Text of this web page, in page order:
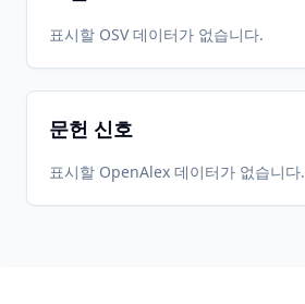
표시할 OSV 데이터가 없습니다.
문헌 신호
표시할 OpenAlex 데이터가 없습니다.